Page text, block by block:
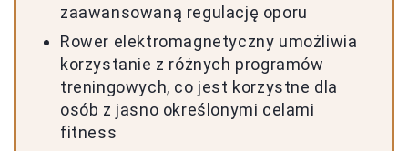
zaawansowaną regulację oporu
Rower elektromagnetyczny umożliwia
korzystanie z różnych programów
treningowych, co jest korzystne dla
osób z jasno określonymi celami
fitness